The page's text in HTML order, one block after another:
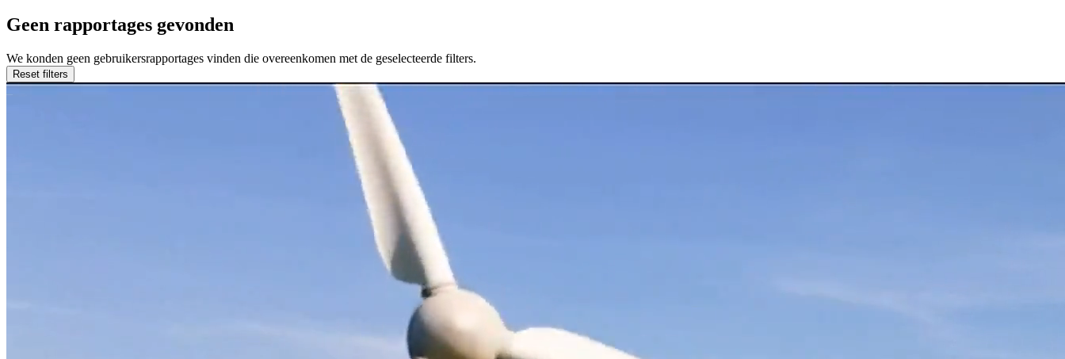
Geen rapportages gevonden
We konden geen gebruikersrapportages vinden die overeenkomen met de geselecteerde filters.
Reset filters